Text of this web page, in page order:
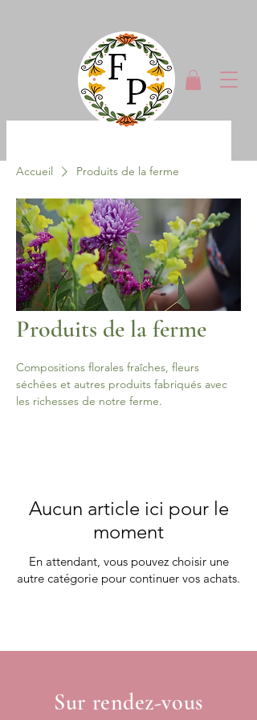
Accueil Produits de la ferme
Produits de la ferme
Compositions florales fraîches, fleurs
séchées et autres produits fabriqués avec
les richesses de notre ferme.
Aucun article ici pour le
moment
En attendant, vous pouvez choisir une
autre catégorie pour continuer vos achats.
Sur rendez-vous